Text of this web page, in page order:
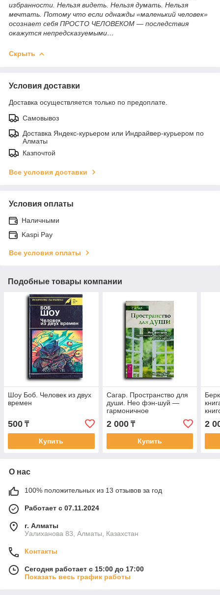
избранности. Нельзя видеть. Нельзя думать. Нельзя
мечтать. Потому что если однажды «маленький человек»
осознает себя ПРОСТО ЧЕЛОВЕКОМ — последствия
окажутся непредсказуемыми…
Скрыть
Условия доставки
Доставка осуществляется только по предоплате.
Самовывоз
Доставка Яндекс-курьером или Индрайвер-курьером по
Алматы
Казпочтой
Все условия доставки
Условия оплаты
Наличными
Kaspi Pay
Все условия оплаты
Подобные товары компании
Шоу Боб. Человек из двух
времен
500 ₸
Купить
Сагар. Пространство для
души. Нео фэн-шуй —
гapмоничное
обустройство дома и
офиса
2 000₸
Купить
2
О нас
100% положительных из 13 отзывов за год
Работает с 07.11.2024
г. Алматы
Уалиханова 83, Алматы, Казахстан
Контакты
Сегодня работает с 15:00 до 17:00
Показать весь график работы